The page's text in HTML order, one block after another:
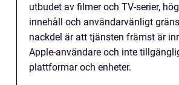
utbudet av filmer och TV-serier,
innehåll och användarvänligt
nackdel är att tjänsten främst är
Apple-användare och inte
plattformar och enheter.